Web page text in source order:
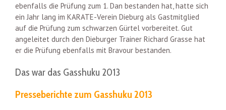
ebenfalls die Prüfung zum 1. Dan bestanden hat, hatte sich
ein Jahr lang im KARATE-Verein Dieburg als Gastmitglied
auf die Prüfung zum schwarzen Gürtel vorbereitet. Gut
angeleitet durch den Dieburger Trainer Richard Grasse hat
er die Prüfung ebenfalls mit Bravour bestanden.
Das war das Gasshuku 2013
Presseberichte zum Gasshuku 2013